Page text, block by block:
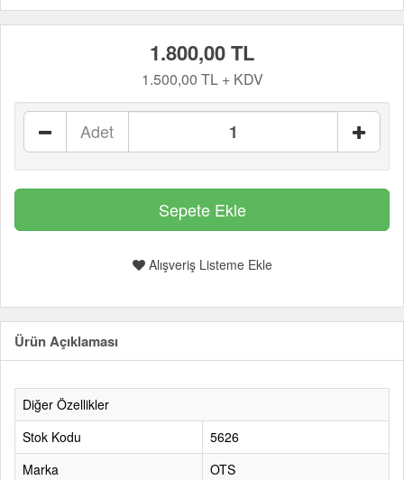
1.800,00 TL
1.500,00 TL + KDV
Adet
Alışveriş Listeme Ekle
Ürün Açıklaması
Diğer Özellikler
Stok Kodu
5626
Marka
OTS